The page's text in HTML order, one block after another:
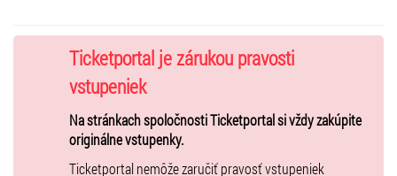
Divadelné predstavenie je kombináciou činoherného a bábkového
divadla, interaktívnych filmových animácií, počítačovej grafiky,
videoprojekcií scén, hudby, krásnych pesničiek a zvukových efektov.
Janko, Marienka, škriatok Uf, ježibaba, kocúr, metla, hrniec,
zrkadlo, perníky
Alica Bukovčanová, Somon Fico
Ticketportal je zárukou pravosti
vstupeniek
Na stránkach spoločnosti Ticketportal si vždy zakúpite
originálne vstupenky.
Ticketportal nemôže zaručiť pravosť vstupeniek